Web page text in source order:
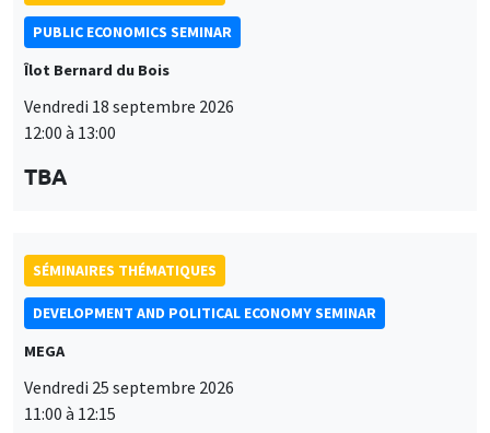
PUBLIC ECONOMICS SEMINAR
Îlot Bernard du Bois
Vendredi 18 septembre 2026
12:00 à 13:00
TBA
SÉMINAIRES THÉMATIQUES
DEVELOPMENT AND POLITICAL ECONOMY SEMINAR
MEGA
Vendredi 25 septembre 2026
11:00 à 12:15